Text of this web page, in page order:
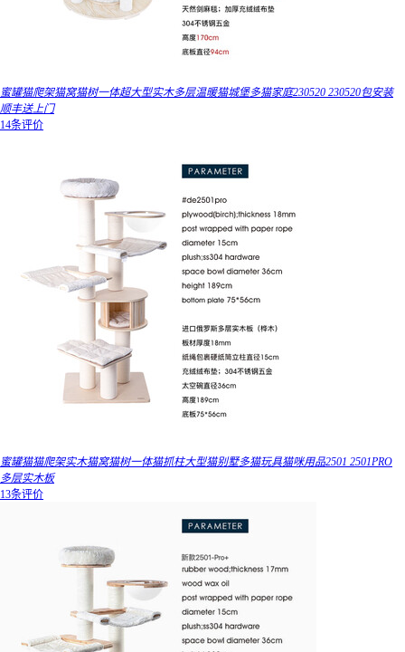
蜜罐猫爬架猫窝猫树一体超大型实木多层温暖猫城堡多猫家庭230520 230520包安装
顺丰送上门
14条评价
蜜罐猫猫爬架实木猫窝猫树一体猫抓柱大型猫别墅多猫玩具猫咪用品2501 2501PRO
多层实木板
13条评价